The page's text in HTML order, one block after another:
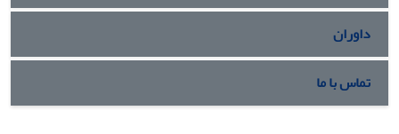
داوران
تماس با ما